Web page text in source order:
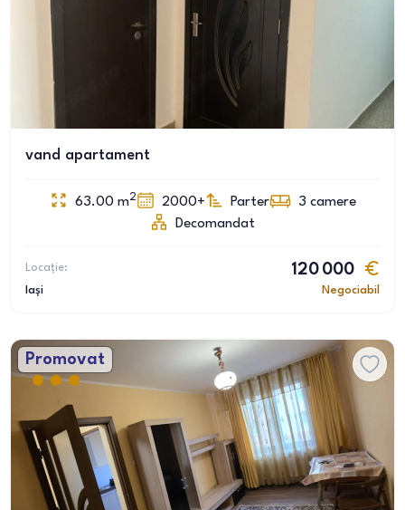
vand apartament
63.00 m2 2000+ Parter 3 camere
Decomandat
Locație:
Iași
120 000
Negociabil
Promovat